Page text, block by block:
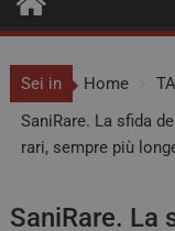
Sei in Home
SaniRare. La sfida
rari, sempre più
SaniRare. La